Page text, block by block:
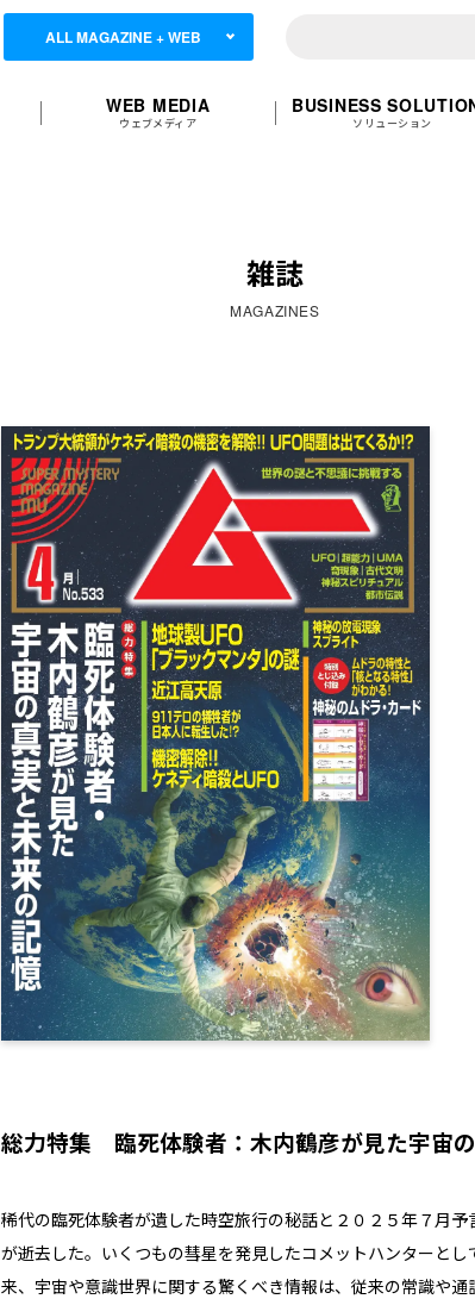
ALL MAGAZINE + WEB
WEB MEDIA
ウェブメディア
BUSINESS
ソリューション
雑誌
MAGAZINES
総力特集 臨死体験者：木内鶴彦が見た宇宙
稀代の臨死体験者が遺した時空旅行の秘話と２０２５年７月
が逝去した。いくつもの彗星を発見したコメットハンターと
来、宇宙や意識世界に関する驚くべき情報は、従来の常識や